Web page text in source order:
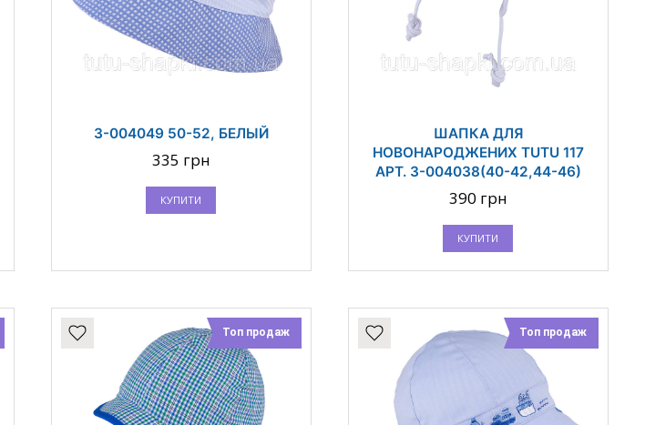
3-004049 50-52, БЕЛЫЙ
335 грн
КУПИТИ
ШАПКА ДЛЯ
НОВОНАРОДЖЕНИХ TUTU 117
АРТ. 3-004038(40-42,44-46)
390 грн
КУПИТИ
Топ продаж Топ продаж